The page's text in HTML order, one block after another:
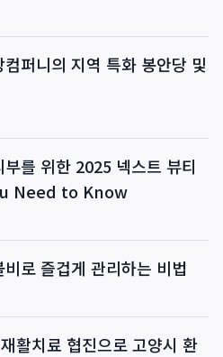
퍼니의 지역 특화 봉안당 및
를 위한 2025 넥스트 뷰티
Need to Know
로 즐겁게 관리하는 비법
활치료 협진으로 고양시 환